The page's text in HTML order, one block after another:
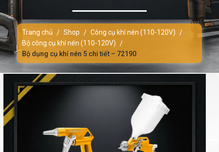
Trang chủ / Shop / Công cụ khí nén (110-120V) /
Bộ công cụ khí nén (110-120V) /
Bộ dụng cụ khí nén 5 chi tiết – 72190